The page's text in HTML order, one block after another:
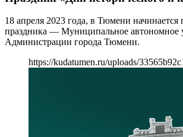
18 апреля 2023 года, в Тюмени
праздника — Муниципальное автономное
Администрации города Тюмени.
https://kudatumen.ru/uploads/